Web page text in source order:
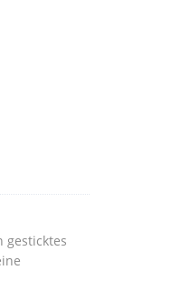
gesticktes